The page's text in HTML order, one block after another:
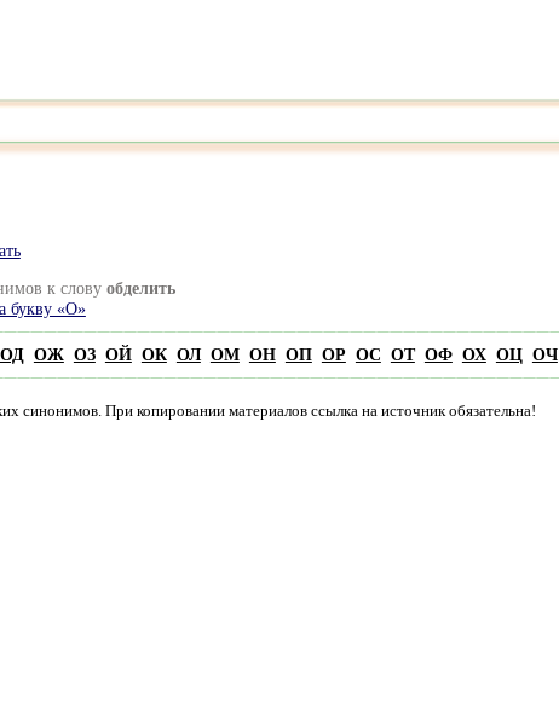
к слову обделить
букву «О»
ОД ОЖ ОЗ ОЙ ОК ОЛ ОМ ОН ОП ОР ОС ОТ ОФ ОХ ОЦ ОЧ
синонимов. При копировании материалов ссылка на источник обязательна!